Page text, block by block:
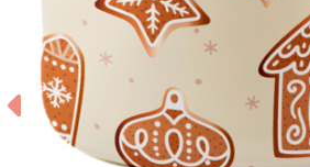
Bolsius - True Glow -
profumata e diffusore
invernali - bordeaux -
Visualizza